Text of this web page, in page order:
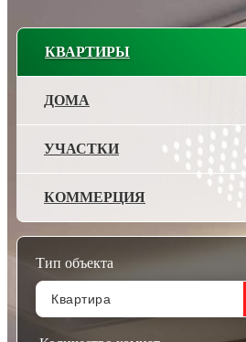
КВАРТИРЫ
ДОМА
УЧАСТКИ
КОММЕРЦИЯ
Тип объекта